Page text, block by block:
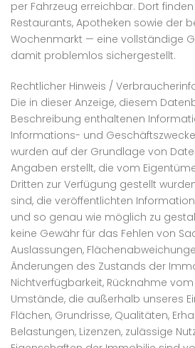
per Fahrzeug erreichbar. Dort
Restaurants, Apotheken sowie der
Wochenmarkt — eine vollständige
damit problemlos sichergestellt.
Rechtlicher Hinweis /
Die in dieser Anzeige, diesem
Beschreibung enthaltenen
Informations- und
wurden auf der Grundlage von
Angaben erstellt, die vom
Dritten zur Verfügung gestellt
sind, die veröffentlichten
und so genau wie möglich zu
keine Gewähr für das Fehlen von
Auslassungen,
Änderungen des Zustands der
Nichtverfügbarkeit, Rücknahme
Umstände, die außerhalb unseres
Flächen, Grundrisse, Qualitäten,
Belastungen, Lizenzen, zulässige